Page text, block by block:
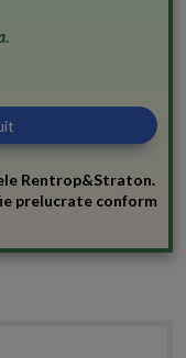
Rentrop&Straton.
prelucrate conform